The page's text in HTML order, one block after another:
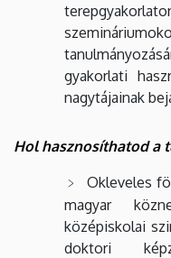
gyakorlati
nagytájainak
Hol hasznosíthatod a
Okleveles
magyar
középiskolai
doktori